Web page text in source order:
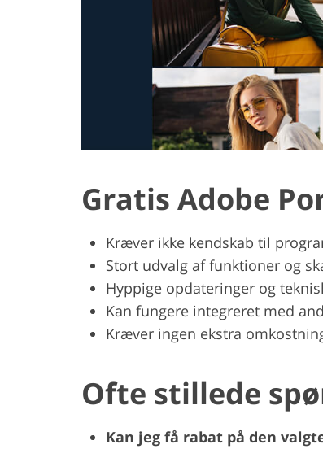
Gratis Adobe
Kræver ikke kendskab til
Stort udvalg af funktioner og
Hyppige opdateringer og
Kan fungere integreret med
Kræver ingen ekstra
Ofte stillede
Kan jeg få rabat på den